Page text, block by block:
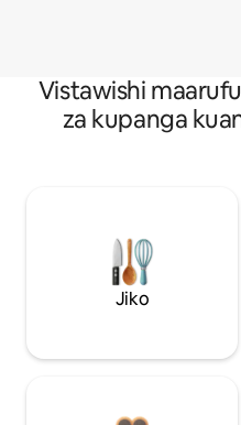
Vistawishi
za kupanga
Jiko